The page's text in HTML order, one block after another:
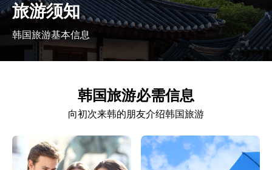
旅游须知
韩国旅游基本信息
韩国旅游必需信息
向初次来韩的朋友介绍韩国旅游